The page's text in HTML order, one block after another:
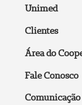
Unimed
Clientes
Área do
Fale Conosco
Comunicação